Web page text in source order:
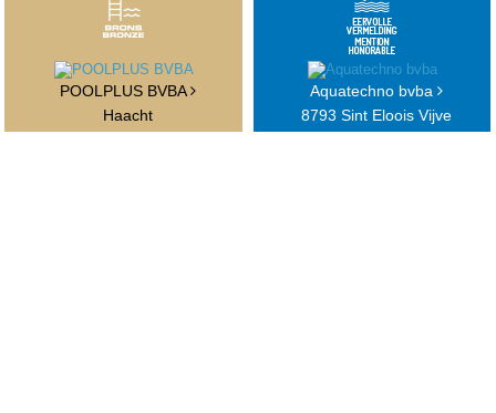
POOLPLUS BVBA
Haacht
Aquatechno bvba
8793 Sint Eloois Vijve